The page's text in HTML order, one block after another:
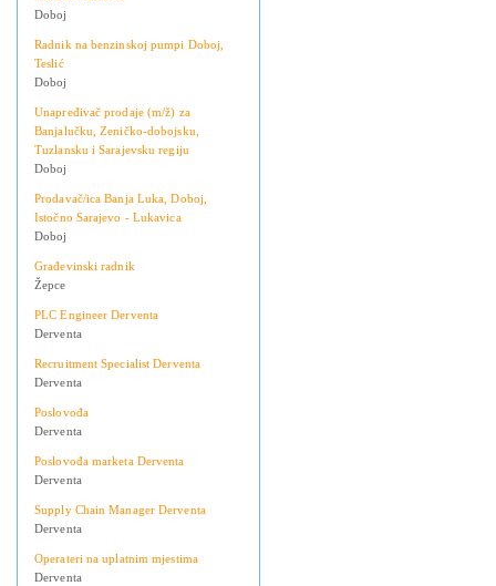
Doboj
Radnik na benzinskoj pumpi Doboj,
Teslić
Doboj
Unapređivač prodaje (m/ž) za
Banjalučku, Zeničko-dobojsku,
Tuzlansku i Sarajevsku regiju
Doboj
Prodavač/ica Banja Luka, Doboj,
Istočno Sarajevo - Lukavica
Doboj
Građevinski radnik
Žepce
PLC Engineer Derventa
Derventa
Recruitment Specialist Derventa
Derventa
Poslovođa
Derventa
Poslovođa marketa Derventa
Derventa
Supply Chain Manager Derventa
Derventa
Operateri na uplatnim mjestima
Derventa